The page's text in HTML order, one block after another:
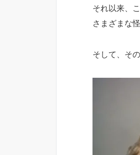
それ以来、
さまざまな
そして、そ